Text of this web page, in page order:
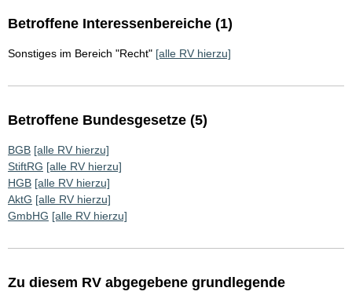
Betroffene Interessenbereiche (1)
Sonstiges im Bereich "Recht" [alle RV hierzu]
Betroffene Bundesgesetze (5)
BGB [alle RV hierzu]
StiftRG [alle RV hierzu]
HGB [alle RV hierzu]
AktG [alle RV hierzu]
GmbHG [alle RV hierzu]
Zu diesem RV abgegebene grundlegende